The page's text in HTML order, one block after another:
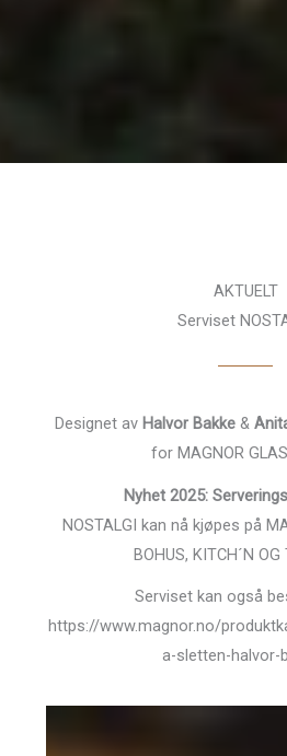
AKTUELT
Serviset
Designet av Halvor Bakke &
for MAGNOR
Nyhet 2025:
NOSTALGI kan nå kjøpes på
BOHUS, KITCH´N OG
Serviset kan også
https://www.magnor.no/
a-sletten-halvor-